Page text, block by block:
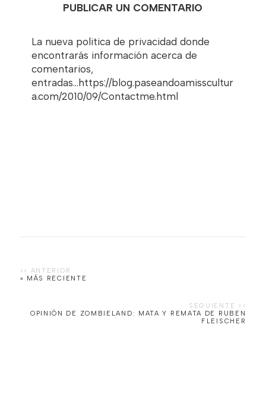
PUBLICAR UN COMENTARIO
La nueva politica de privacidad donde
encontrarás información acerca de
comentarios,
entradas...https://blog.paseandoamisscultur
a.com/2010/09/Contactme.html
« MÁS RECIENTE
OPINIÓN DE ZOMBIELAND: MATA Y REMATA DE RUBEN
FLEISCHER